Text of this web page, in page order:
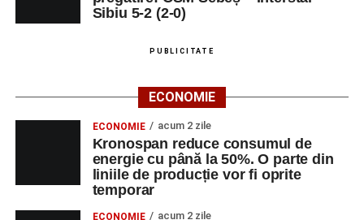
Sibiu 5-2 (2-0)
PUBLICITATE
ECONOMIE
ECONOMIE acum 2 zile
Kronospan reduce consumul de
energie cu până la 50%. O parte din
liniile de producție vor fi oprite
temporar
ECONOMIE acum 2 zile